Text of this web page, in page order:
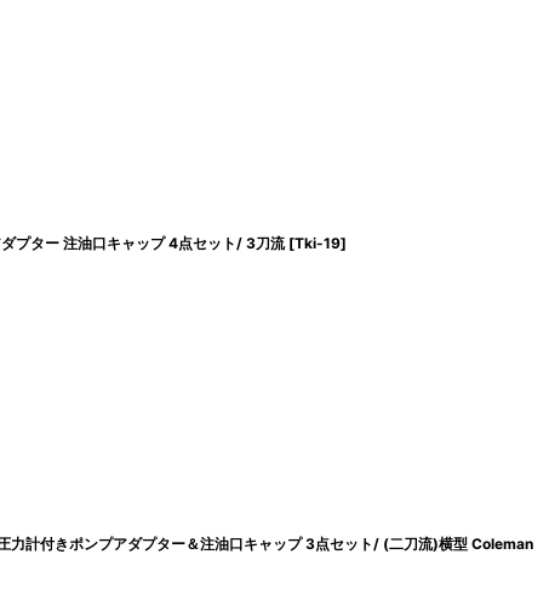
プター 注油口キャップ 4点セット/ 3刀流 [Tki-19]
力計付きポンプアダプター＆注油口キャップ 3点セット/ (二刀流)横型 Coleman